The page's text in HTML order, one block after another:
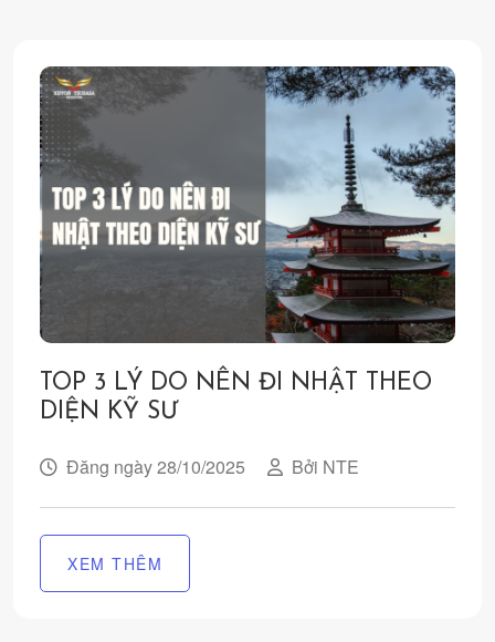
TOP 3 LÝ DO NÊN ĐI NHẬT THEO
DIỆN KỸ SƯ
Đăng ngày 28/10/2025 Bởi NTE
XEM THÊM